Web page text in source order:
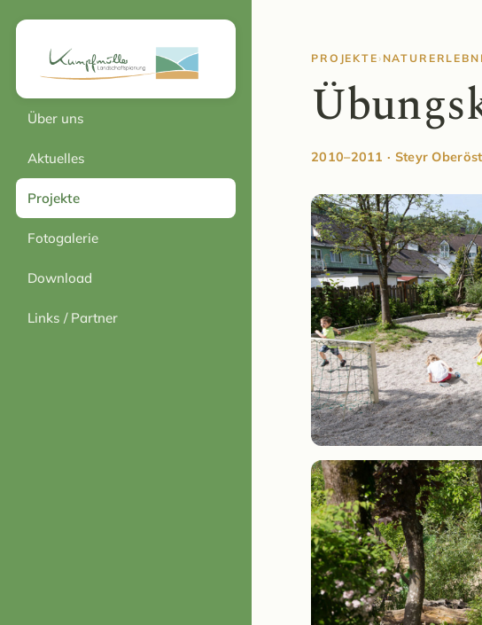
Über uns
Aktuelles
Projekte
Fotogalerie
Download
Links / Partner
PROJEKTE ›
2010–2011 · Steyr